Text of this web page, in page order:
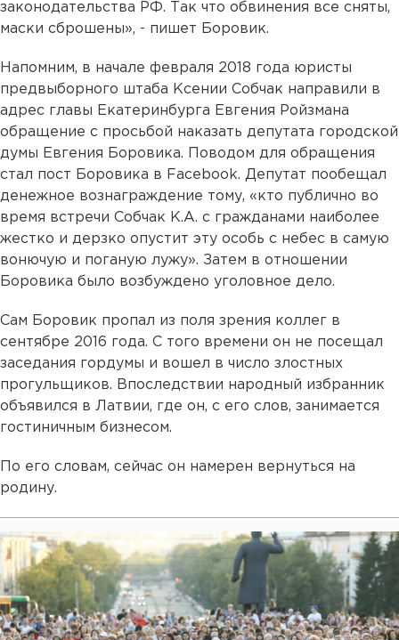
законодательства РФ. Так что обвинения все сняты,
маски сброшены», - пишет Боровик.
Напомним, в начале февраля 2018 года юристы
предвыборного штаба Ксении Собчак направили в
адрес главы Екатеринбурга Евгения Ройзмана
обращение с просьбой наказать депутата городской
думы Евгения Боровика. Поводом для обращения
стал пост Боровика в Facebook. Депутат пообещал
денежное вознаграждение тому, «кто публично во
время встречи Собчак К.А. с гражданами наиболее
жестко и дерзко опустит эту особь с небес в самую
вонючую и поганую лужу». Затем в отношении
Боровика было возбуждено уголовное дело.
Сам Боровик пропал из поля зрения коллег в
сентябре 2016 года. С того времени он не посещал
заседания гордумы и вошел в число злостных
прогульщиков. Впоследствии народный избранник
объявился в Латвии, где он, с его слов, занимается
гостиничным бизнесом.
По его словам, сейчас он намерен вернуться на
родину.